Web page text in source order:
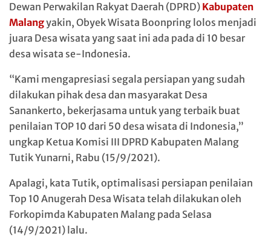
Dewan Perwakilan Rakyat Daerah (DPRD) Kabupaten
Malangyakin, Obyek Wisata Boonpring lolos menjadi
juara Desa wisata yang saat ini ada pada di 10 besar
desa wisata se-Indonesia.
“Kami mengapresiasi segala persiapan yang sudah
dilakukan pihak desa dan masyarakat Desa
Sanankerto, bekerjasama untuk yang terbaik buat
penilaian TOP 10 dari 50 desa wisata di Indonesia,”
ungkap Ketua Komisi III DPRD Kabupaten Malang
Tutik Yunarni, Rabu (15/9/2021).
Apalagi, kata Tutik, optimalisasi persiapan penilaian
Top 10 Anugerah Desa Wisata telah dilakukan oleh
Forkopimda Kabupaten Malang pada Selasa
(14/9/2021) lalu.